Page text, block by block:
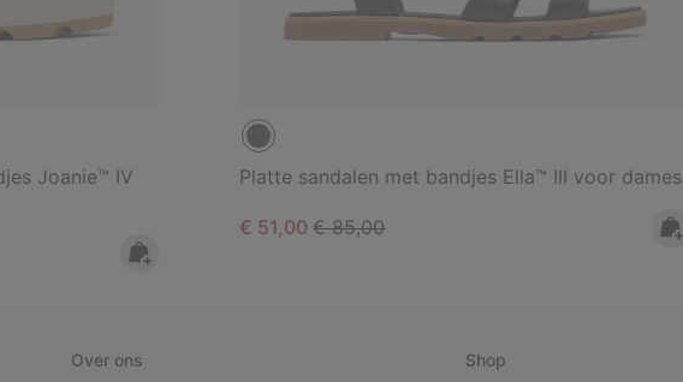
Joanie™ IV
Platte sandalen met bandjes Ella™ III voor dames
Sale price:
€ 51,00Regular price:
€ 85,00
Over ons Shop